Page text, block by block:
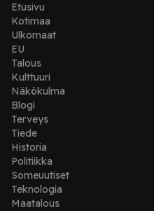
Etusivu
Kotimaa
Ulkomaat
EU
Talous
Kulttuuri
Näkökulma
Blogi
Terveys
Tiede
Historia
Politiikka
Someuutiset
Teknologia
Maatalous